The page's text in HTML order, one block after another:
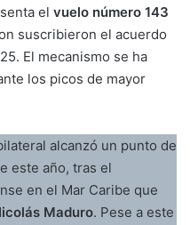
el vuelo número 143
suscribieron el acuerdo
El mecanismo se ha
los picos de mayor
alcanzó un punto de
este año, tras el
en el Mar Caribe que
Maduro. Pese a este